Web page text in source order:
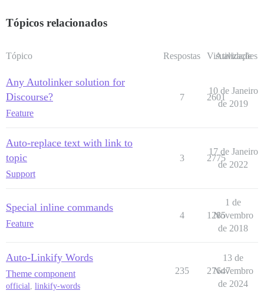
Tópicos relacionados
Tópico Respostas Visualizações
Atividade
Any Autolinker solution for
Discourse?
Feature
7 2601
10 de Janeiro
de 2019
Auto-replace text with link to
topic
Support
3 2775
17 de Janeiro
de 2022
Special inline commands
Feature
4 1285
1 de
Novembro
de 2018
Auto-Linkify Words
Theme component
official, linkify-words
235 27647
13 de
Novembro
de 2024